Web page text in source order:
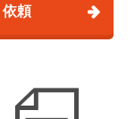
依頼